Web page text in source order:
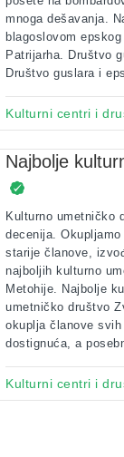
mnoga dešavanja.
blagoslovom
Patrijarha. Društvo
Društvo guslara i
Kulturni centri i
Najbolje
Kulturno umetničko
decenija.
starije članove,
najboljih kulturno
Metohije. Najbolje
umetničko društvo
okuplja članove
dostignuća, a
Kulturni centri i